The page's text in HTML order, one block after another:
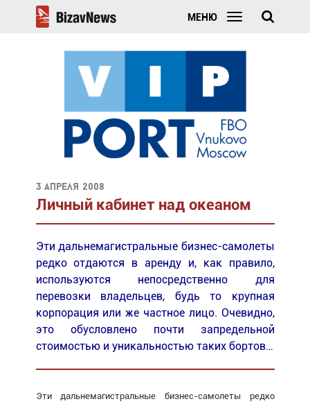
МЕНЮ
3 апреля 2008
Личный кабинет над океаном
Эти дальнемагистральные бизнес-самолеты
редко отдаются в аренду и, как правило,
используются непосредственно для
перевозки владельцев, будь то крупная
корпорация или же частное лицо. Очевидно,
это обусловлено почти запредельной
стоимостью и уникальностью таких бортов…
Эти дальнемагистральные бизнес-самолеты редко